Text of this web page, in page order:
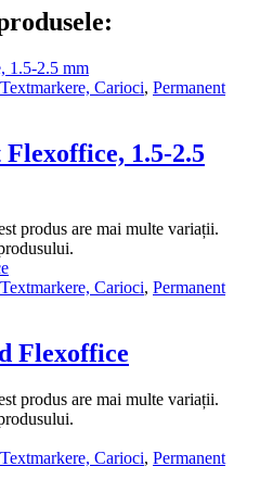
Carioci, Permanent
1.5-2.5
produs are mai multe variații.
Carioci, Permanent
Flexoffice
produs are mai multe variații.
Carioci, Permanent